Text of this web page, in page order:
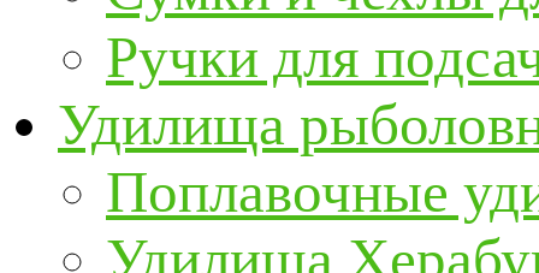
Ручки для
Удилища
Поплавочные
Удилища